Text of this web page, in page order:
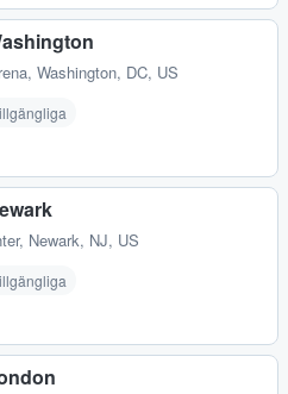
, Washington, DC, US
, Newark, NJ, US